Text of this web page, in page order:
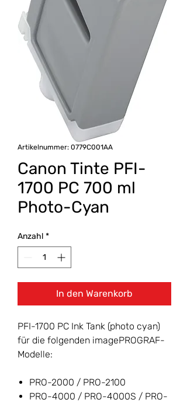
Artikelnummer: 0779C001AA
Canon Tinte PFI-
1700 PC 700 ml
Photo-Cyan
Anzahl *
In den Warenkorb
PFI-1700 PC Ink Tank (photo cyan)
für die folgenden imagePROGRAF-
Modelle:
PRO-2000 / PRO-2100
PRO-4000 / PRO-4000S / PRO-